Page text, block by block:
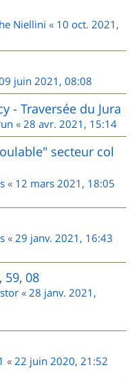
Niellini « 10 oct. 2021,
juin 2021, 08:08
- Traversée du Jura
« 28 avr. 2021, 15:14
secteur col
« 12 mars 2021, 18:05
« 29 janv. 2021, 16:43
59, 08
« 28 janv. 2021,
« 22 juin 2020, 21:52